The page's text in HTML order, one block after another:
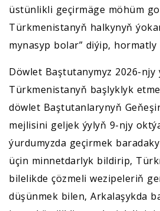
üstünlikli geçirmäge möhüm
Türkmenistanyň halkynyň
mynasyp bolar” diýip, hormatly
Döwlet Baştutanymyz 2026-njy
Türkmenistanyň başlyklyk
döwlet Baştutanlarynyň
mejlisini geljek ýylyň 9-njy
ýurdumyzda geçirmek
üçin minnetdarlyk bildirip,
bilelikde çözmeli wezipeleriň
düşünmek bilen, Arkalaşykda